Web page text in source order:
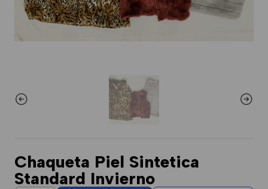
Chaqueta Piel Sintetica
Standard Invierno